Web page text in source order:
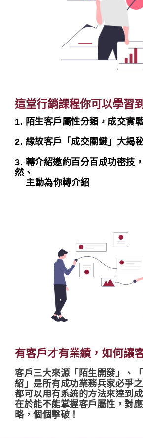
這堂行銷課程你可以學習到
1. 陌生客戶屬性分類， 成交實
2. 緣故客戶「成交關鍵」大揭
3. 轉介紹邀約百分百成功密技，
然、
主動為你轉介紹
有客戶才有業績，如何讓
客戶三大來源「陌生開發」、
紹」是所有成功業務兵家必爭
都可以用有系統的方法來達到
在於能不能掌握客戶屬性，對
略，個個擊破！